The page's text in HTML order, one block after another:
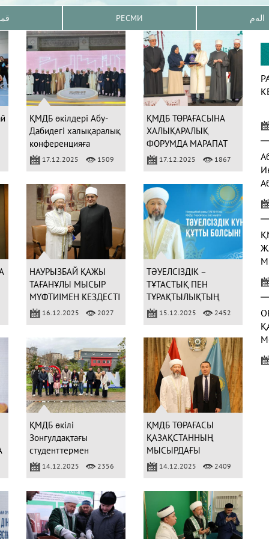
РЕСМИ الەم
ҚМДБ өкілдері Абу-
Дабидегі халықаралық
конференцияға
қатысты
17.12.2025 1509
ҚМДБ ТӨРАҒАСЫНА
ХАЛЫҚАРАЛЫҚ
ФОРУМДА МАРАПАТ
ТАБЫСТАЛДЫ
17.12.2025 1867
НАУРЫЗБАЙ ҚАЖЫ
ТАҒАНҰЛЫ МЫСЫР
МҮФТИІМЕН КЕЗДЕСТІ
16.12.2025 2027
ТӘУЕЛСІЗДІК –
ТҰТАСТЫҚ ПЕН
ТҰРАҚТЫЛЫҚТЫҢ
АЛТЫН АРҚАУЫ
15.12.2025 2452
ҚМДБ өкілі
Зонгулдақтағы
студенттермен
жүздесті
14.12.2025 2356
ҚМДБ ТӨРАҒАСЫ
ҚАЗАҚСТАННЫҢ
МЫСЫРДАҒЫ
ЕЛШІСІМЕН КЕЗДЕСТІ
14.12.2025 2409